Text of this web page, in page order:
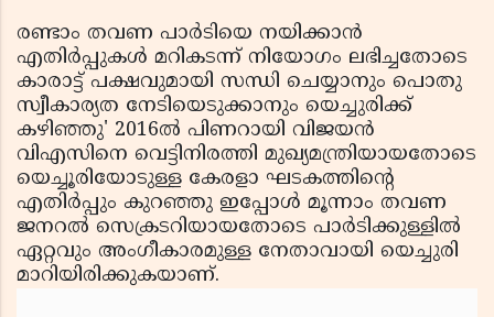
രണ്ടാം തവണ പാർടിയെ നയിക്കാൻ
എതിർപ്പുകൾ മറികടന്ന് നിയോഗം ലഭിച്ചതോടെ
കാരാട്ട് പക്ഷവുമായി സന്ധി ചെയ്യാനും പൊതു
സ്വീകാര്യത നേടിയെടുക്കാനും യെച്ചുരിക്ക്
കഴിഞ്ഞു' 2016ൽ പിണറായി വിജയൻ
വിഎസിനെ വെട്ടിനിരത്തി മുഖ്യമന്ത്രിയായതോടെ
യെച്ചൂരിയോടുള്ള കേരളാ ഘടകത്തിൻ്റെ
എതിർപ്പും കുറഞ്ഞു ഇപ്പോൾ മൂന്നാം തവണ
ജനറൽ സെക്രടറിയായതോടെ പാർടിക്കുള്ളിൽ
ഏറ്റവും അംഗീകാരമുള്ള നേതാവായി യെച്ചുരി
മാറിയിരിക്കുകയാണ്.